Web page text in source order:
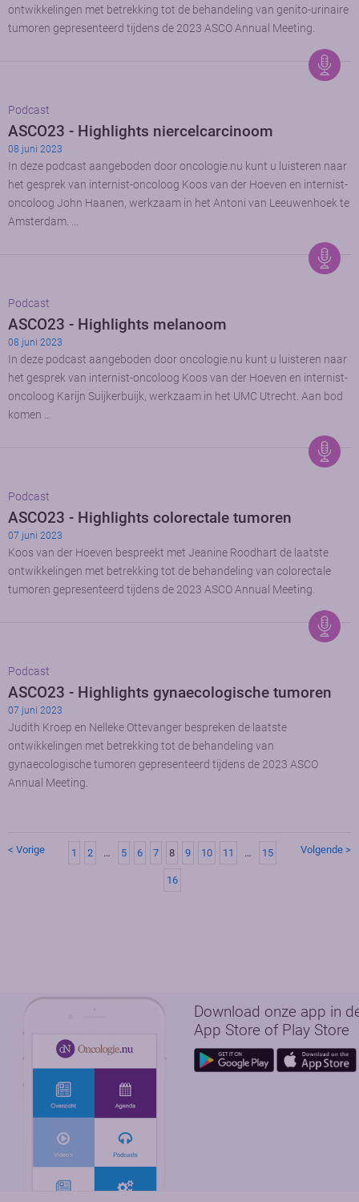
ontwikkelingen met betrekking tot de behandeling van genito-urinaire
tumoren gepresenteerd tijdens de 2023 ASCO Annual Meeting.
Podcast
ASCO23 - Highlights niercelcarcinoom
08 juni 2023
In deze podcast aangeboden door oncologie.nu kunt u luisteren naar
het gesprek van internist-oncoloog Koos van der Hoeven en internist-
oncoloog John Haanen, werkzaam in het Antoni van Leeuwenhoek te
Amsterdam. …
Podcast
ASCO23 - Highlights melanoom
08 juni 2023
In deze podcast aangeboden door oncologie.nu kunt u luisteren naar
het gesprek van internist-oncoloog Koos van der Hoeven en internist-
oncoloog Karijn Suijkerbuijk, werkzaam in het UMC Utrecht. Aan bod
komen …
Podcast
ASCO23 - Highlights colorectale tumoren
07 juni 2023
Koos van der Hoeven bespreekt met Jeanine Roodhart de laatste
ontwikkelingen met betrekking tot de behandeling van colorectale
tumoren gepresenteerd tijdens de 2023 ASCO Annual Meeting.
Podcast
ASCO23 - Highlights gynaecologische tumoren
07 juni 2023
Judith Kroep en Nelleke Ottevanger bespreken de laatste
ontwikkelingen met betrekking tot de behandeling van
gynaecologische tumoren gepresenteerd tijdens de 2023 ASCO
Annual Meeting.
< Vorige 1 2 … 5 6 7 8 9 10 11 … 15
16
Volgende >
Download onze app in
App Store of Play Store